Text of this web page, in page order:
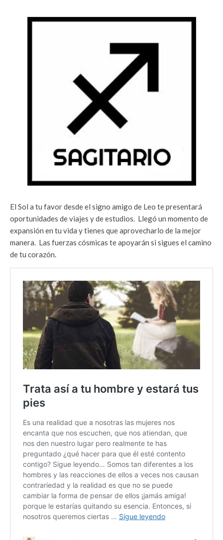
El Sol a tu favor desde el signo amigo de Leo te presentará
oportunidades de viajes y de estudios. Llegó un momento de
expansión en tu vida y tienes que aprovecharlo de la mejor
manera. Las fuerzas cósmicas te apoyarán si sigues el camino
de tu corazón.